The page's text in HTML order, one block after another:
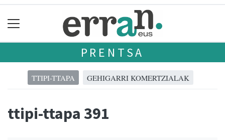
PRENTSA
TTIPI-TTAPA GEHIGARRI KOMERTZIALAK
ttipi-ttapa 391